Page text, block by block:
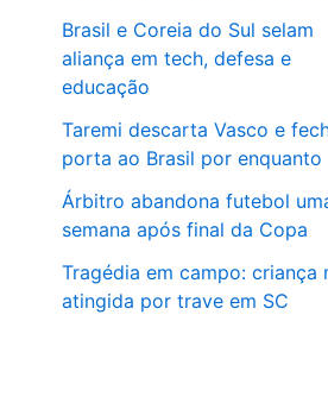
Brasil e Coreia do Sul selam
aliança em tech, defesa e
educação
Taremi descarta Vasco e
porta ao Brasil por enquanto
Árbitro abandona futebol
semana após final da Copa
Tragédia em campo: criança
atingida por trave em SC